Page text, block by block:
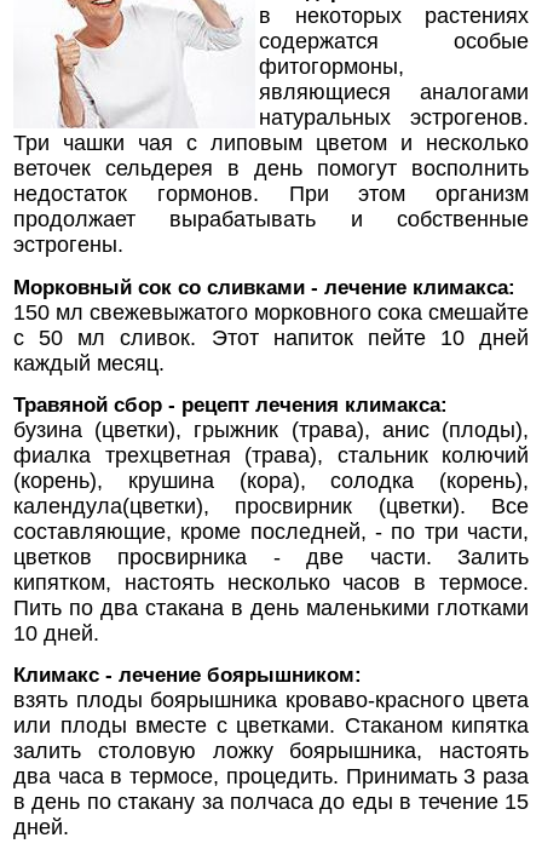
в некоторых растениях
содержатся особые
фитогормоны,
являющиеся аналогами
натуральных эстрогенов.
Три чашки чая с липовым цветом и несколько
веточек сельдерея в день помогут восполнить
недостаток гормонов. При этом организм
продолжает вырабатывать и собственные
эстрогены.
Морковный сок со сливками - лечение климакса:
150 мл свежевыжатого морковного сока смешайте
с 50 мл сливок. Этот напиток пейте 10 дней
каждый месяц.
Травяной сбор - рецепт лечения климакса:
бузина (цветки), грыжник (трава), анис (плоды),
фиалка трехцветная (трава), стальник колючий
(корень), крушина (кора), солодка (корень),
календула(цветки), просвирник (цветки). Все
составляющие, кроме последней, - по три части,
цветков просвирника - две части. Залить
кипятком, настоять несколько часов в термосе.
Пить по два стакана в день маленькими глотками
10 дней.
Климакс - лечение боярышником:
взять плоды боярышника кроваво-красного цвета
или плоды вместе с цветками. Стаканом кипятка
залить столовую ложку боярышника, настоять
два часа в термосе, процедить. Принимать 3 раза
в день по стакану за полчаса до еды в течение 15
дней.